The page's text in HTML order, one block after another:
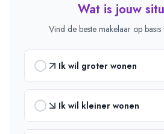
Wat is jouw
Vind de beste makelaar op basis
Ik wil groter wonen
Ik wil kleiner wonen